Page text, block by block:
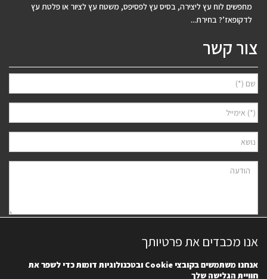
מחפשים לוח עץ ליצירה, בסיס עץ לפסיפס, משטח עץ לציור או פלטת עץ
לדקופאז’? בחירת...
צור קשר
הפרטיותשל האתר. ידוע לי שאוכל לבטל את הרישום בכל עת.
אנו מכבדים את פרטיותך
אנחנו משתמשים בקובציCookie ובטכנולוגיות דומות כדי לשפר את
חוויית הגלישה שלך